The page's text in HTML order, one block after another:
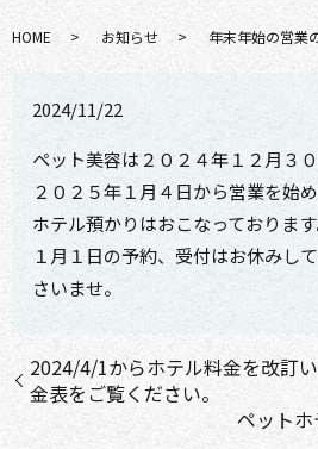
HOME お知らせ 年末年始の営業
2024/11/22
ペット美容は２０２４年１２月３
２０２５年１月４日から営業を始め
ホテル預かりはおこなっております
１月１日の予約、受付はお休みし
さいませ。
2024/4/1からホテル料金を改訂
金表をご覧ください。
ペット